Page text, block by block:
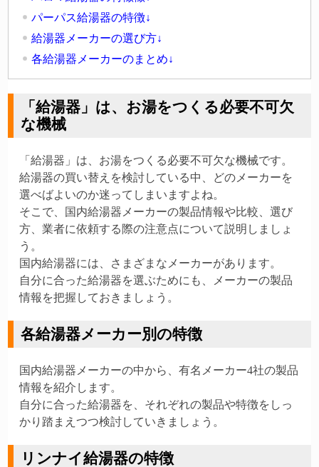
パーパス給湯器の特徴↓
給湯器メーカーの選び方↓
各給湯器メーカーのまとめ↓
「給湯器」は、お湯をつくる必要不可欠
な機械
「給湯器」は、お湯をつくる必要不可欠な機械です。
給湯器の買い替えを検討している中、どのメーカーを
選べばよいのか迷ってしまいますよね。
そこで、国内給湯器メーカーの製品情報や比較、選び
方、業者に依頼する際の注意点について説明しましょ
う。
国内給湯器には、さまざまなメーカーがあります。
自分に合った給湯器を選ぶためにも、メーカーの製品
情報を把握しておきましょう。
各給湯器メーカー別の特徴
国内給湯器メーカーの中から、有名メーカー4社の製品
情報を紹介します。
自分に合った給湯器を、それぞれの製品や特徴をしっ
かり踏まえつつ検討していきましょう。
リンナイ給湯器の特徴